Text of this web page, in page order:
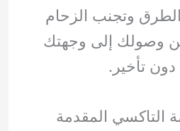
وتجنب الزحام
وصولك إلى وجهتك
تأخير.
المقدمة